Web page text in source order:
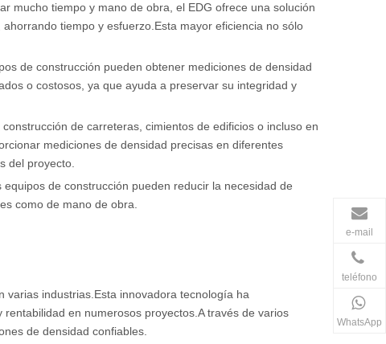
mucho tiempo y mano de obra, el EDG ofrece una solución
tiempo y esfuerzo.Esta mayor eficiencia no sólo
de construcción pueden obtener mediciones de densidad
o costosos, ya que ayuda a preservar su integridad y
de carreteras, cimientos de edificios o incluso en
mediciones de densidad precisas en diferentes
del proyecto.
de construcción pueden reducir la necesidad de
como de mano de obra.
varias industrias.Esta innovadora tecnología ha
en numerosos proyectos.A través de varios
de densidad confiables.
e-mail
teléfono
WhatsApp